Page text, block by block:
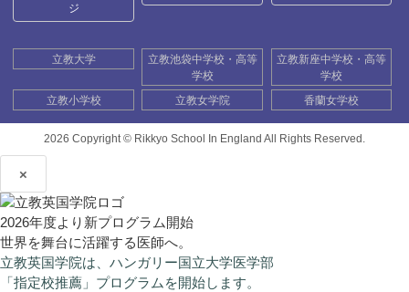
ジ
立教大学
立教池袋中学校・高等
学校
立教新座中学校・高等
学校
立教小学校
立教女学院 香蘭女学校
2026 Copyright © Rikkyo School In England All Rights Reserved.
×
2026年度より新プログラム開始
世界を舞台に活躍する医師へ。
立教英国学院は、ハンガリー国立大学医学部
「指定校推薦」プログラムを開始します。